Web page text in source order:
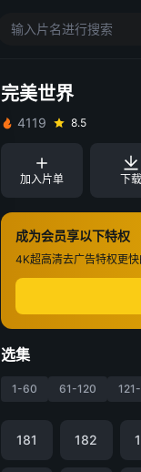
完美世界
4119
8.5
加入片单 下载
成为会员享以下特权
4K超高清去广告特权更
选集
1-60 61-120
181 182